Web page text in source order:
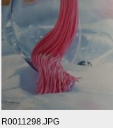
R0011298.JPG